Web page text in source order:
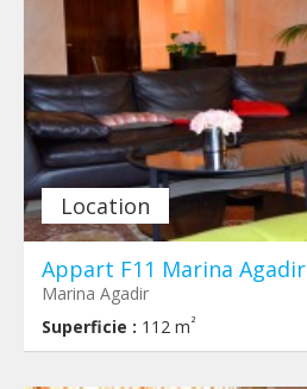
Location
Appart F11 Marina Agadir
Marina Agadir
Superficie : 112 m²